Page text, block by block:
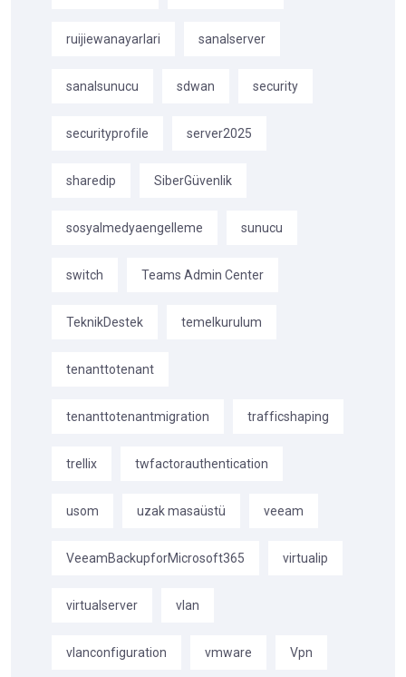
ruijiewanayarlari sanalserver
sanalsunucu sdwan security
securityprofile server2025
sharedip SiberGüvenlik
sosyalmedyaengelleme sunucu
switch Teams Admin Center
TeknikDestek temelkurulum
tenanttotenant
tenanttotenantmigration trafficshaping
trellix twfactorauthentication
usom uzak masaüstü veeam
VeeamBackupforMicrosoft365 virtualip
virtualserver vlan
vlanconfiguration vmware Vpn